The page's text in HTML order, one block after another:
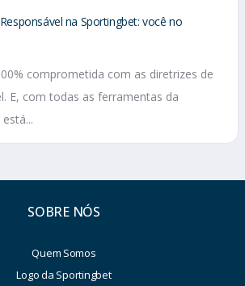
na Sportingbet: você no
comprometida com as diretrizes de
E, com todas as ferramentas da
SOBRE NÓS
Quem Somos
Logo da Sportingbet